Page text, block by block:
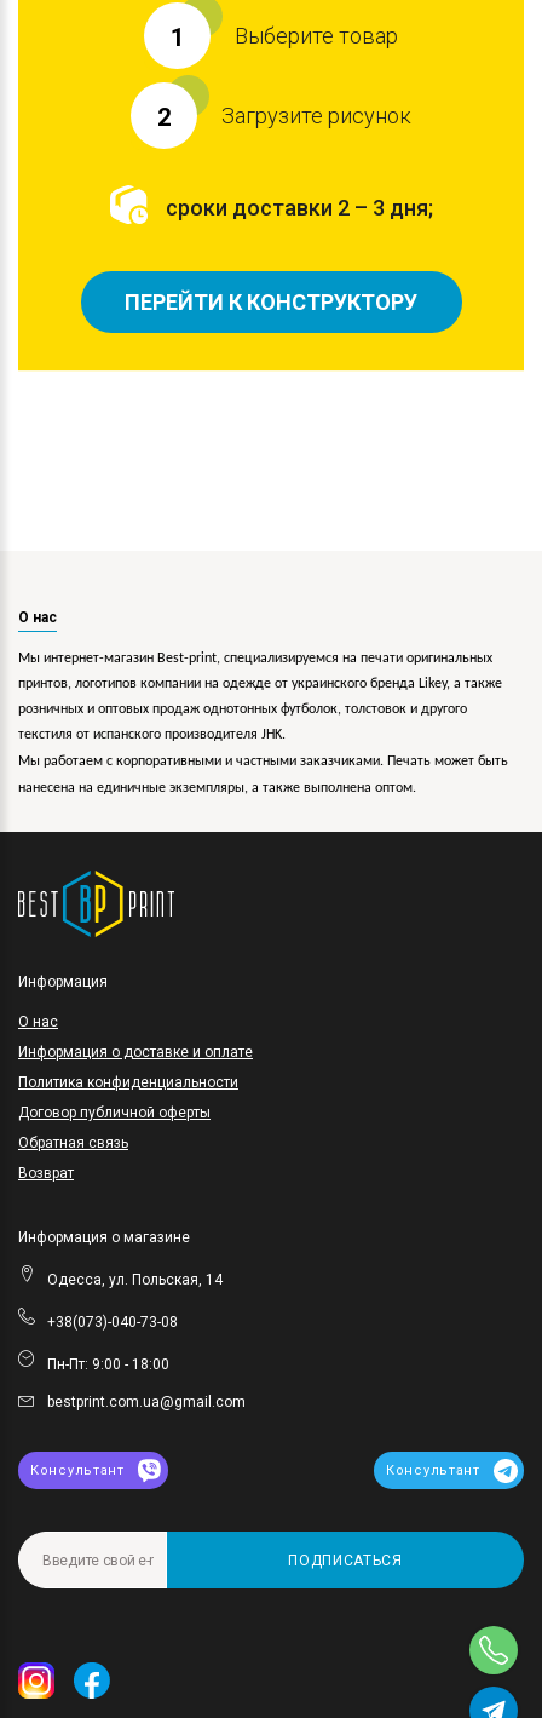
1 Выберите товар
2 Загрузите рисунок
сроки доставки 2 – 3 дня;
ПЕРЕЙТИ К КОНСТРУКТОРУ
О нас
Мы интернет-магазин Best-print, специализируемся на печати оригинальных
принтов, логотипов компании на одежде от украинского бренда Likey, а также
розничных и оптовых продаж однотонных футболок, толстовок и другого
текстиля от испанского производителя JHK.
Мы работаем с корпоративными и частными заказчиками. Печать может быть
нанесена на единичные экземпляры, а также выполнена оптом.
Информация
O нас
Информация о доставке и оплате
Политика конфиденциальности
Договор публичной оферты
Обратная связь
Возврат
Информация о магазине
Одесса, ул. Польская, 14
+38(073)-040-73-08
Пн-Пт: 9:00 - 18:00
bestprint.com.ua@gmail.com
Консультант Консультант
ПОДПИСАТЬСЯ